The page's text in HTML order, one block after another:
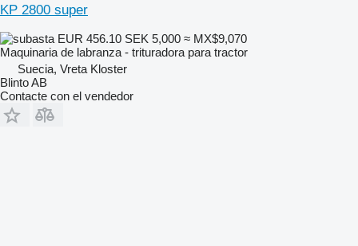
KP 2800 super
EUR 456.10 SEK 5,000 ≈ MX$9,070
Maquinaria de labranza - trituradora para tractor
Suecia, Vreta Kloster
Blinto AB
Contacte con el vendedor